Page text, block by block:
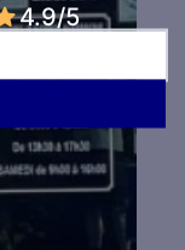
4.9/5